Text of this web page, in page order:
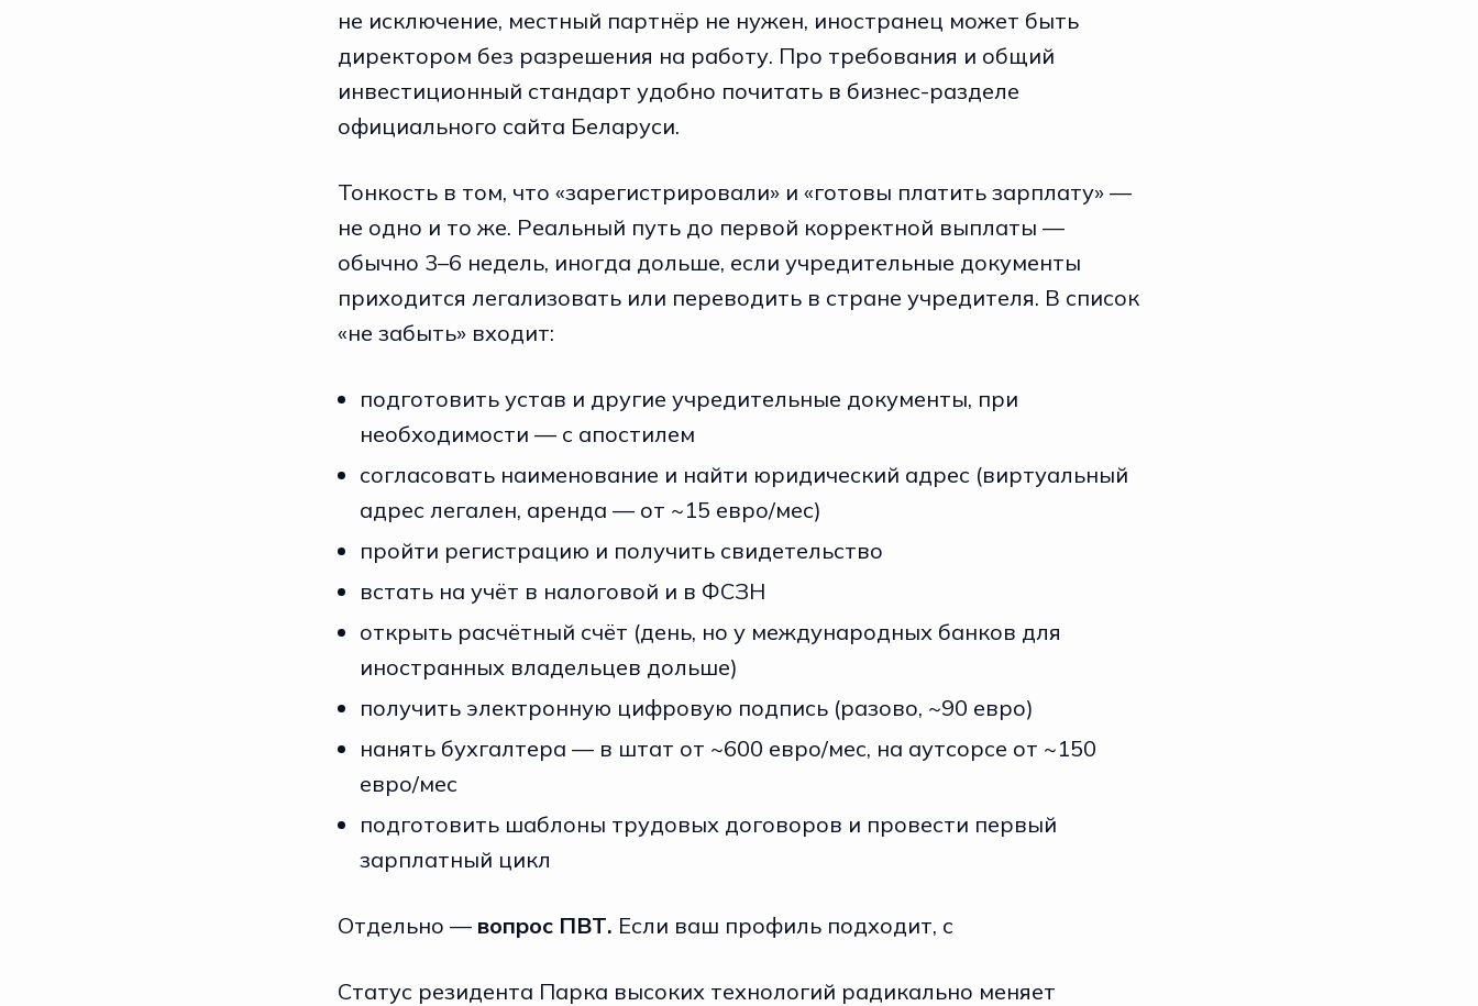
не исключение, местный партнёр не нужен, иностранец может быть
директором без разрешения на работу. Про требования и общий
инвестиционный стандарт удобно почитать в бизнес-разделе
официального сайта Беларуси.
Тонкость в том, что «зарегистрировали» и «готовы платить зарплату» —
не одно и то же. Реальный путь до первой корректной выплаты —
обычно 3–6 недель, иногда дольше, если учредительные документы
приходится легализовать или переводить в стране учредителя. В список
«не забыть» входит:
подготовить устав и другие учредительные документы, при
необходимости — с апостилем
согласовать наименование и найти юридический адрес (виртуальный
адрес легален, аренда — от ~15 евро/мес)
пройти регистрацию и получить свидетельство
встать на учёт в налоговой и в ФСЗН
открыть расчётный счёт (день, но у международных банков для
иностранных владельцев дольше)
получить электронную цифровую подпись (разово, ~90 евро)
нанять бухгалтера — в штат от ~600 евро/мес, на аутсорсе от ~150
евро/мес
подготовить шаблоны трудовых договоров и провести первый
зарплатный цикл
Отдельно — вопрос ПВТ. Если ваш профиль подходит, с
Статус резидента Парка высоких технологий радикально меняет